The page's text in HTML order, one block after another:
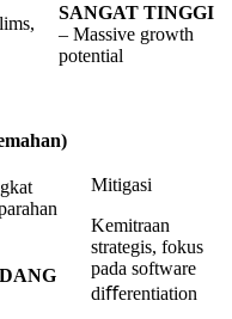
SANGAT TINGGI
– Massive growth
potential
Mitigasi
Kemitraan
strategis, fokus
pada software
diﬀerentiation